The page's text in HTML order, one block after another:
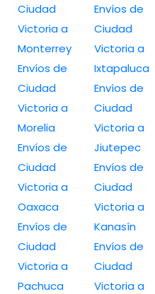
Ciudad
Victoria a
Monterrey
Envíos de
Ciudad
Victoria a
Morelia
Envíos de
Ciudad
Victoria a
Oaxaca
Envíos de
Ciudad
Victoria a
Pachuca
Envíos de
Ciudad
Victoria a
Ixtapaluca
Envíos de
Ciudad
Victoria a
Jiutepec
Envíos de
Ciudad
Victoria a
Kanasín
Envíos de
Ciudad
Victoria a